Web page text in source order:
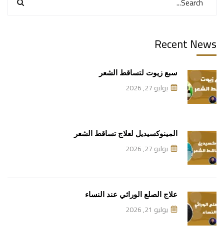
Recent News
سبع زيوت لتساقط الشعر
يوليو 27, 2026
المينوكسيديل لعلاج تساقط الشعر
يوليو 27, 2026
علاج الصلع الوراثي عند النساء
يوليو 21, 2026